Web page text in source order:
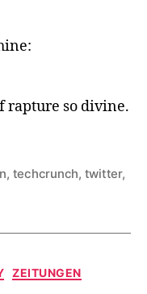
rapture so divine.
, techcrunch, twitter,
ZEITUNGEN